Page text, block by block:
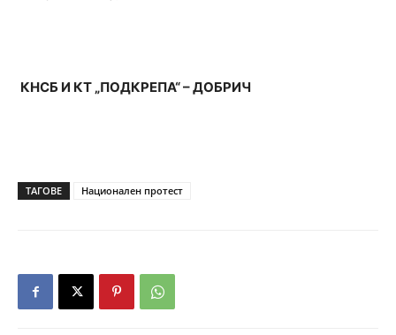
КНСБ И КТ „ПОДКРЕПА“ – ДОБРИЧ
ТАГОВЕ Национален протест